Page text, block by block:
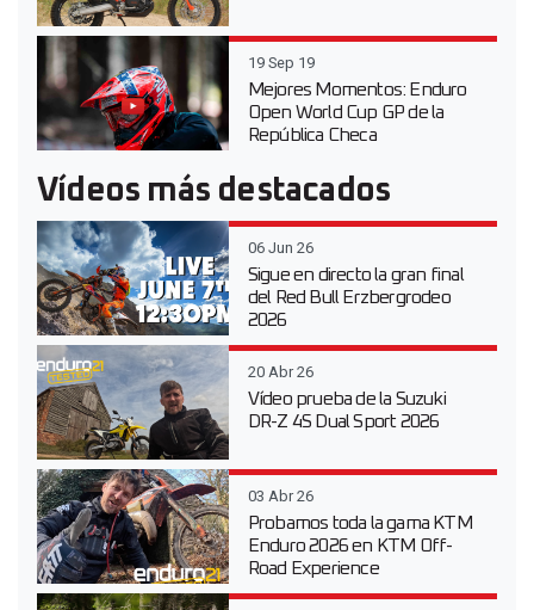
19 Sep 19
Mejores Momentos: Enduro
Open World Cup GP de la
República Checa
Vídeos más destacados
06 Jun 26
Sigue en directo la gran final
del Red Bull Erzbergrodeo
2026
20 Abr 26
Vídeo prueba de la Suzuki
DR-Z 4S Dual Sport 2026
03 Abr 26
Probamos toda la gama KTM
Enduro 2026 en KTM Off-
Road Experience